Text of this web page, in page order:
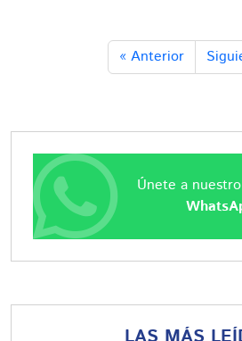
« Anterior
Únete a